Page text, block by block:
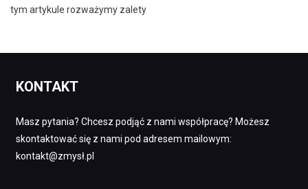
tym artykule rozważymy zalety
KONTAKT
Masz pytania? Chcesz podjąć z nami współpracę? Możesz
skontaktować się z nami pod adresem mailowym:
kontakt@zmysł.pl